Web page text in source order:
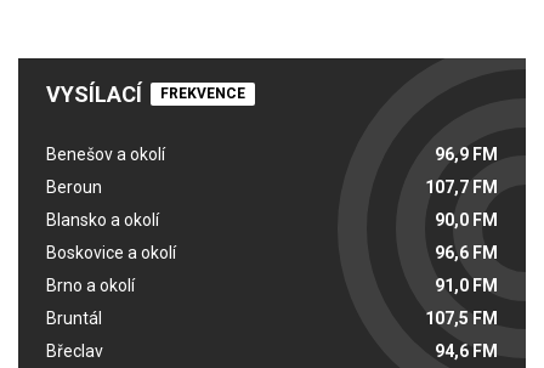
VYSÍLACÍ FREKVENCE
Benešov a okolí
96,9 FM
Beroun
107,7 FM
Blansko a okolí
90,0 FM
Boskovice a okolí
96,6 FM
Brno a okolí
91,0 FM
Bruntál
107,5 FM
Břeclav
94,6 FM